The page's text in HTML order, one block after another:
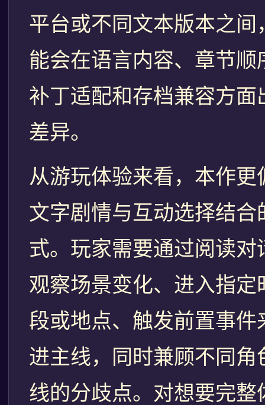
平台或不同文本版本之间
能会在语言内容、章节顺
补丁适配和存档兼容方面
差异。
从游玩体验来看，本作更
文字剧情与互动选择结合
式。玩家需要通过阅读对
观察场景变化、进入指定
段或地点、触发前置事件
进主线，同时兼顾不同角
线的分歧点。对想要完整